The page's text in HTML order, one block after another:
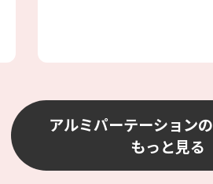
アルミパーテーション
もっと見る